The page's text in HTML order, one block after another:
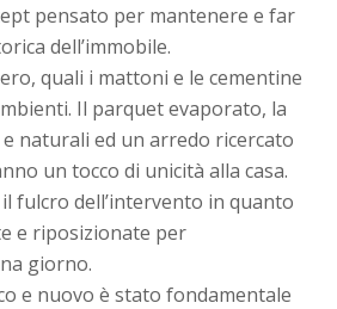
pensato per mantenere e far
dell’immobile.
quali i mattoni e le cementine
Il parquet evaporato, la
naturali ed un arredo ricercato
un tocco di unicità alla casa.
fulcro dell’intervento in quanto
e riposizionate per
giorno.
e nuovo è stato fondamentale